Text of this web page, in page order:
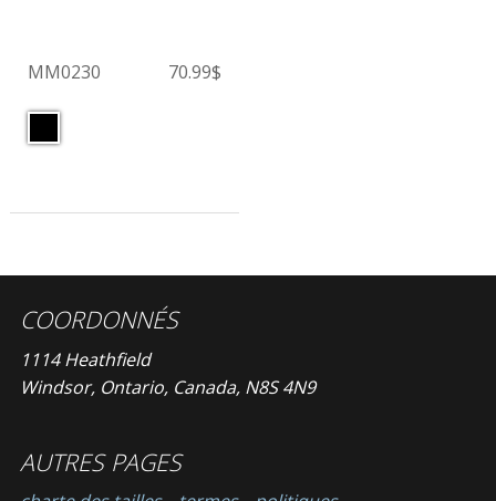
MM0230 70.99$
COORDONNÉS
1114 Heathfield
Windsor, Ontario, Canada, N8S 4N9
AUTRES PAGES